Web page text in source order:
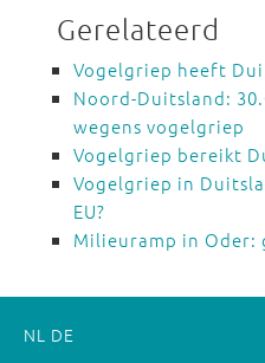
Gerelateerd
Vogelgriep heeft
Noord-Duitsland:
wegens vogelgriep
Vogelgriep bereikt
Vogelgriep in
EU?
Milieuramp in Oder:
NL DE